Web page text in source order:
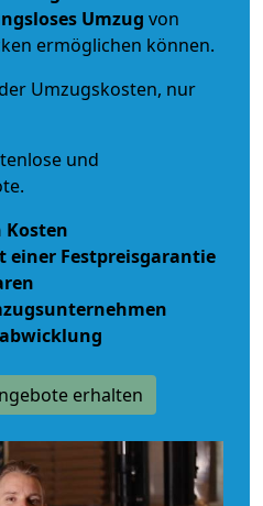
Umzug von
ermöglichen können.
Umzugskosten, nur
und
Kosten
einer Festpreisgarantie
erhalten